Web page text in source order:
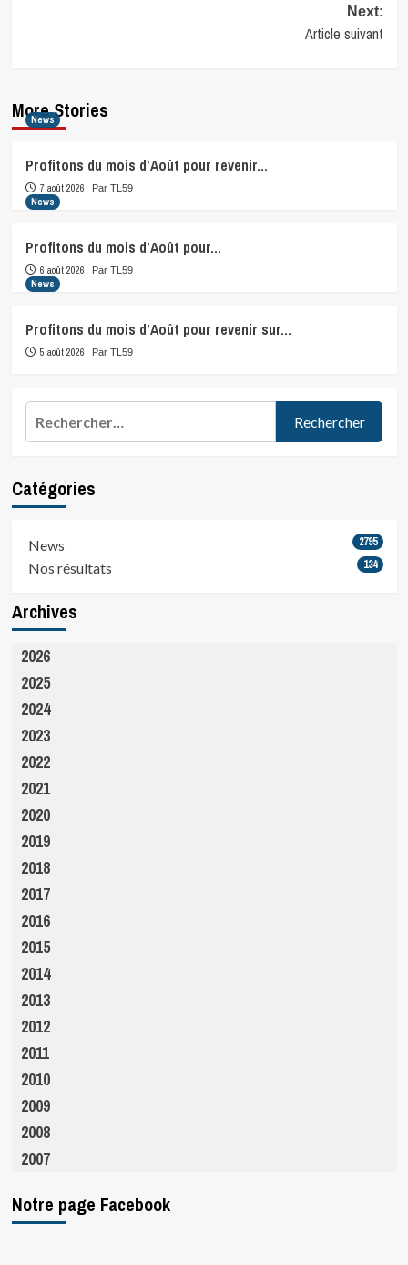
Next:
Article suivant
More Stories
News
Profitons du mois d’Août pour revenir…
7 août 2026 Par TL59
News
Profitons du mois d’Août pour…
6 août 2026 Par TL59
News
Profitons du mois d’Août pour revenir sur…
5 août 2026 Par TL59
Catégories
News 2795
Nos résultats 134
Archives
2026
2025
2024
2023
2022
2021
2020
2019
2018
2017
2016
2015
2014
2013
2012
2011
2010
2009
2008
2007
Notre page Facebook